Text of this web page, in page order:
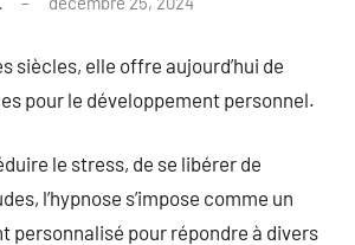
siècles, elle offre aujourd’hui de
pour le développement personnel.
le stress, de se libérer de
l’hypnose s’impose comme un
personnalisé pour répondre à divers